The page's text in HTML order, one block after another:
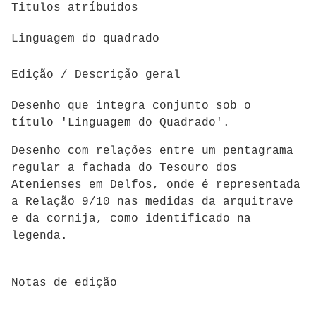
Titulos atríbuidos
Linguagem do quadrado
Edição / Descrição geral
Desenho que integra conjunto sob o
título 'Linguagem do Quadrado'.
Desenho com relações entre um pentagrama
regular a fachada do Tesouro dos
Atenienses em Delfos, onde é representada
a Relação 9/10 nas medidas da arquitrave
e da cornija, como identificado na
legenda.
Notas de edição